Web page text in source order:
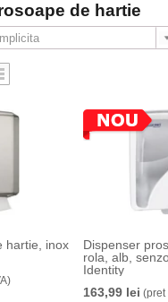
de hartie
hartie, inox
Dispenser
rola, alb,
Identity
163,99 lei (pret